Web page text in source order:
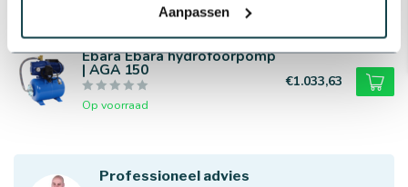
Aanpassen
Ebara Ebara hydrofoorpomp
| AGA 150
Op voorraad
€1.033,63
Professioneel advies